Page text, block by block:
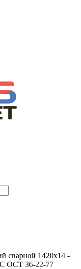
сварной 1420х14 -
ОСТ 36-22-77